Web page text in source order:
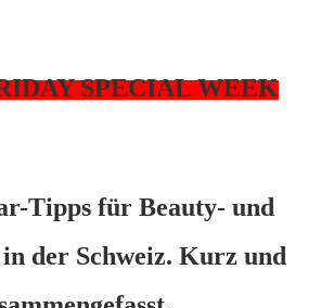
SPECIAL WEEK
Tipps für Beauty- und
der Schweiz. Kurz und